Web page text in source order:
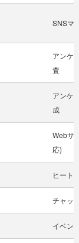
SNSマ
アンケ
査
アンケ
成
Webサ
応)
ヒート
チャッ
イベン